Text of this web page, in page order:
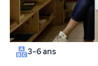
3-6 ans